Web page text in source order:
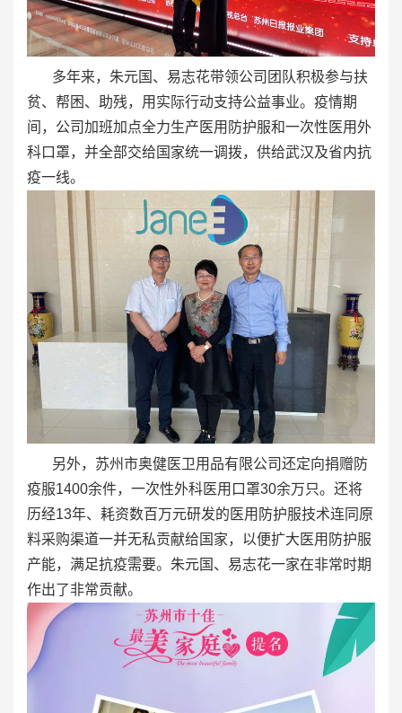
多年来，朱元国、易志花带领公司团队积极参与扶
贫、帮困、助残，用实际行动支持公益事业。疫情期
间，公司加班加点全力生产医用防护服和一次性医用外
科口罩，并全部交给国家统一调拨，供给武汉及省内抗
疫一线。
另外，苏州市奥健医卫用品有限公司还定向捐赠防
疫服1400余件，一次性外科医用口罩30余万只。还将
历经13年、耗资数百万元研发的医用防护服技术连同原
料采购渠道一并无私贡献给国家，以便扩大医用防护服
产能，满足抗疫需要。朱元国、易志花一家在非常时期
作出了非常贡献。